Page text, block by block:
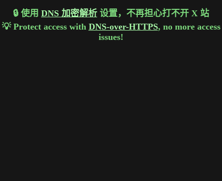
🔒 使用 DNS 加密解析 设置，不再担心打不开 X 站
💡 Protect access with DNS-over-HTTPS, no more access
issues!